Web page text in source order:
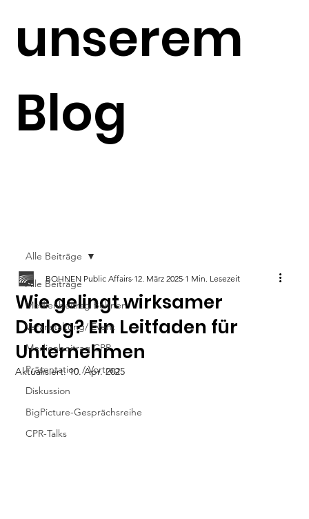
unserem
Blog
Alle Beiträge
Medienbeitrag Bohnen
Veranstaltung/ Event
Medienbeitrag CPR
Präsentation / Vortrag
Diskussion
BigPicture-Gesprächsreihe
CPR-Talks
Alle Beiträge
Wie gelingt wirksamer
Dialog? Ein Leitfaden für
Unternehmen
BOHNEN Public Affairs 12. März 2025 1 Min. Lesezeit
Aktualisiert:10. Apr. 2025